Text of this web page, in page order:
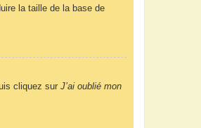
la taille de la base de
cliquez sur J’ai oublié mon